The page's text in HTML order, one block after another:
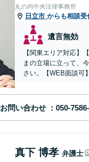
丸の内中央法律事務所
日立市 からも相談受
遺言無効
【関東エリア対応】
まの立場に立って、
さい。【WEB面談可】
問い合わせ
真下 博孝 弁護士